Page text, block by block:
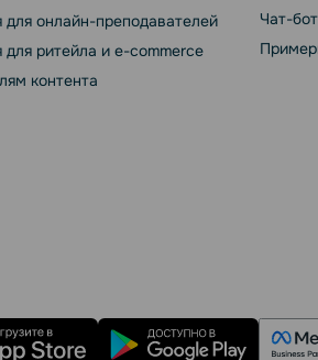
для онлайн-преподавателей
для ритейла и e-commerce
контента
Чат-